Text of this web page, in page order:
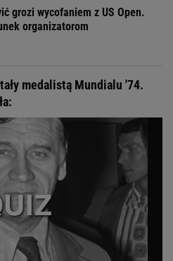
grozi wycofaniem z US Open.
organizatorom
medalistą Mundialu '74.